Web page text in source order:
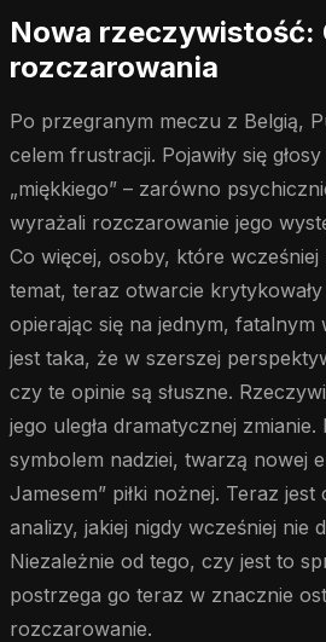
Nowa rzeczywistość:
rozczarowania
Po przegranym meczu z Belgią,
celem frustracji. Pojawiły się
„miękkiego” – zarówno
wyrażali rozczarowanie jego
Co więcej, osoby, które wcześniej
temat, teraz otwarcie krytykowały
opierając się na jednym, fatalnym
jest taka, że w szerszej
czy te opinie są słuszne.
jego uległa dramatycznej
symbolem nadziei, twarzą nowej
Jamesem” piłki nożnej. Teraz
analizy, jakiej nigdy wcześniej nie
Niezależnie od tego, czy jest to
postrzega go teraz w znacznie
rozczarowanie.